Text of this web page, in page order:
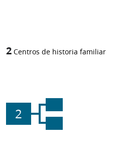
2 Centros de historia familiar
2